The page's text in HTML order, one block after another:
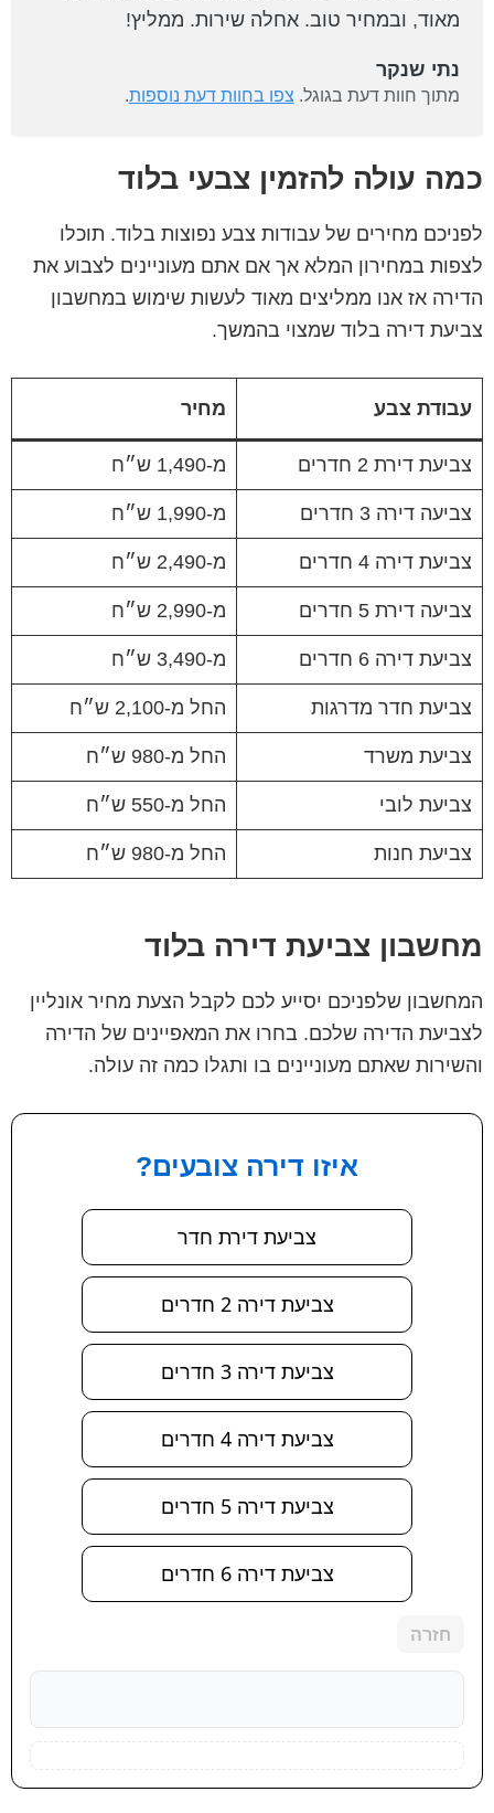
מאוד, ובמחיר טוב. אחלה שירות. ממליץ!
נתי שנקר
מתוך חוות דעת בגוגל. צפו בחוות דעת נוספות.
כמה עולה להזמין צבעי בלוד
לפניכם מחירים של עבודות צבע נפוצות בלוד. תוכלו
לצפות במחירון המלא אך אם אתם מעוניינים לצבוע את
הדירה אז אנו ממליצים מאוד לעשות שימוש במחשבון
צביעת דירה בלוד שמצוי בהמשך.
עבודת צבע מחיר
צביעת דירת 2 חדרים מ-1,490 ש״ח
צביעה דירה 3 חדרים מ-1,990 ש״ח
צביעת דירה 4 חדרים מ-2,490 ש״ח
צביעה דירת 5 חדרים מ-2,990 ש״ח
צביעת דירה 6 חדרים מ-3,490 ש״ח
צביעת חדר מדרגות החל מ-2,100 ש״ח
צביעת משרד החל מ-980 ש״ח
צביעת לובי החל מ-550 ש״ח
צביעת חנות החל מ-980 ש״ח
מחשבון צביעת דירה בלוד
המחשבון שלפניכם יסייע לכם לקבל הצעת מחיר אונליין
לצביעת הדירה שלכם. בחרו את המאפיינים של הדירה
והשירות שאתם מעוניינים בו ותגלו כמה זה עולה.
איזו דירה צובעים?
צביעת דירת חדר
צביעת דירה 2 חדרים
צביעת דירה 3 חדרים
צביעת דירה 4 חדרים
צביעת דירה 5 חדרים
צביעת דירה 6 חדרים
חזרה